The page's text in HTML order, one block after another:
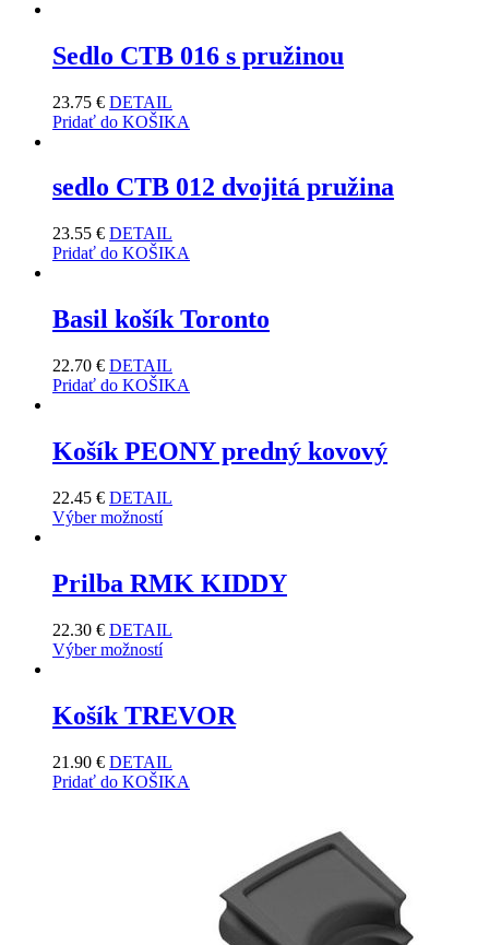
Sedlo CTB 016 s pružinou
23.75 € DETAIL
Pridať do KOŠIKA
sedlo CTB 012 dvojitá pružina
23.55 € DETAIL
Pridať do KOŠIKA
Basil košík Toronto
22.70 € DETAIL
Pridať do KOŠIKA
Košík PEONY predný kovový
22.45 € DETAIL
Výber možností
Prilba RMK KIDDY
22.30 € DETAIL
Výber možností
Košík TREVOR
21.90 € DETAIL
Pridať do KOŠIKA